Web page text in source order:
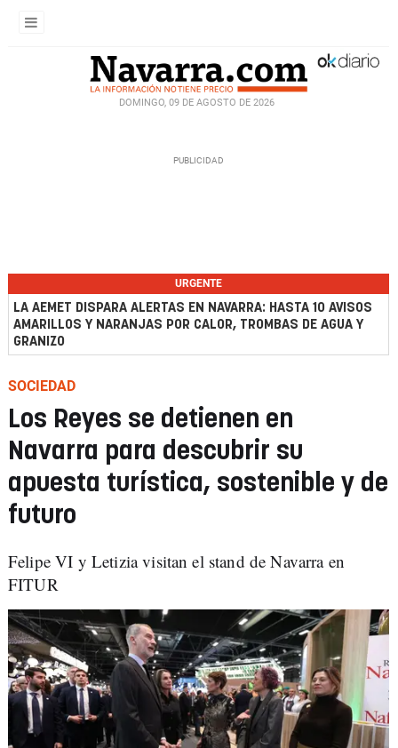
DOMINGO, 09 DE AGOSTO DE 2026
URGENTE
LA AEMET DISPARA ALERTAS EN NAVARRA: HASTA 10 AVISOS
AMARILLOS Y NARANJAS POR CALOR, TROMBAS DE AGUA Y
GRANIZO
SOCIEDAD
Los Reyes se detienen en
Navarra para descubrir su
apuesta turística, sostenible y de
futuro
Felipe VI y Letizia visitan el stand de Navarra en
FITUR